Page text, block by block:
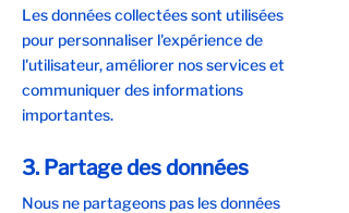
Les données collectées sont utilisées
pour personnaliser l'expérience de
l'utilisateur, améliorer nos services et
communiquer des informations
importantes.
3. Partage des données
Nous ne partageons pas les données